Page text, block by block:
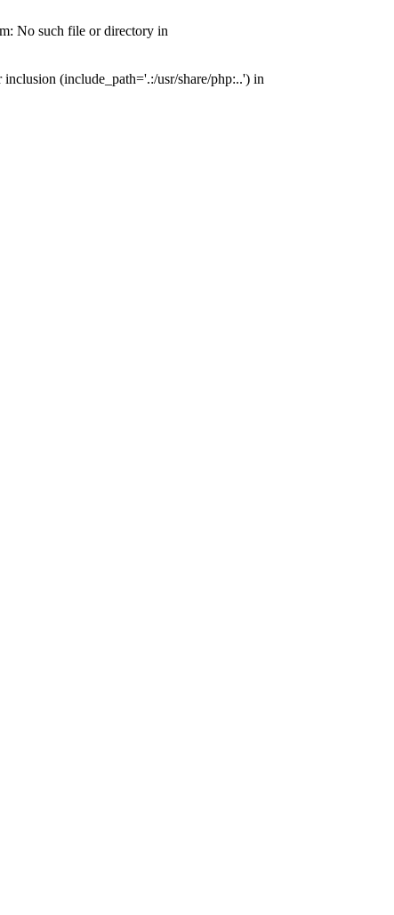
No such file or directory in
(include_path='.:/usr/share/php:..') in